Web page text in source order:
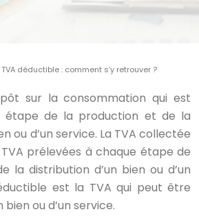
déductible : comment s’y retrouver ?
sur la consommation qui est
étape de la production et de la
ou d’un service. La TVA collectée
prélevées à chaque étape de
la distribution d’un bien ou d’un
est la TVA qui peut être
bien ou d’un service.